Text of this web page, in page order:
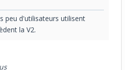
peu d'utilisateurs utilisent
la V2.